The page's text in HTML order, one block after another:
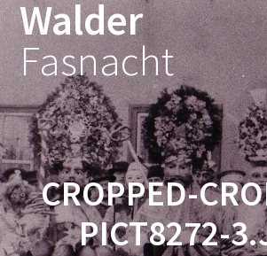
Walder
Fasnacht
CROPPED-
PICT8272-